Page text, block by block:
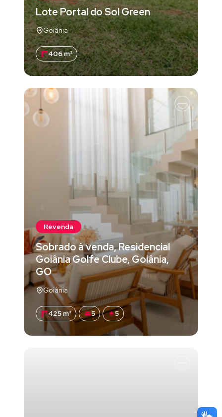
Lote Portal do Sol Green
Goiânia
406 m²
Revenda
Sobrado à venda, Residencial
Goiânia Golfe Clube, Goiânia,
GO
Goiânia
425 m² 5 5